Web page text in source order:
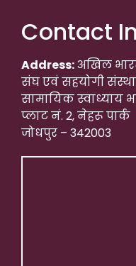
Contact
Address:अखिल
संघ एवं सहयोगी
सामायिक स्वाध्याय
प्लाट नं. 2, नेहरू पार्क
जोधपुर – 342003